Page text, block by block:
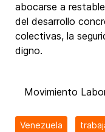
abocarse a
del desarrollo
colectivas, la
digno.
Froilán
Movimiento
Venezuela